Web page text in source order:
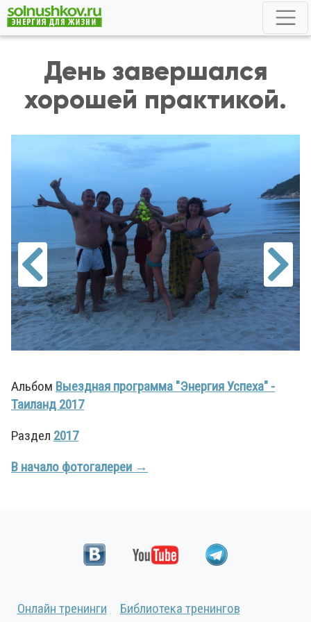
День завершался
хорошей практикой.
Альбом Выездная программа "Энергия Успеха" -
Таиланд 2017
Раздел 2017
В начало фотогалереи →
Онлайн тренинги Библиотека тренингов